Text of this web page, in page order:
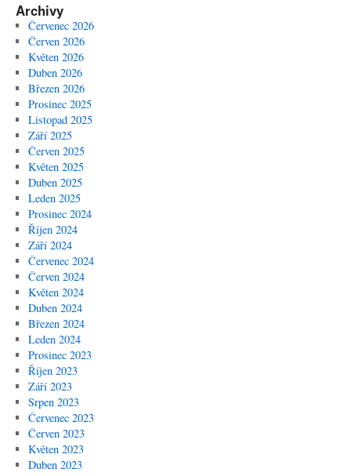
Archivy
Červenec 2026
Červen 2026
Květen 2026
Duben 2026
Březen 2026
Prosinec 2025
Listopad 2025
Září 2025
Červen 2025
Květen 2025
Duben 2025
Leden 2025
Prosinec 2024
Říjen 2024
Září 2024
Červenec 2024
Červen 2024
Květen 2024
Duben 2024
Březen 2024
Leden 2024
Prosinec 2023
Říjen 2023
Září 2023
Srpen 2023
Červenec 2023
Červen 2023
Květen 2023
Duben 2023